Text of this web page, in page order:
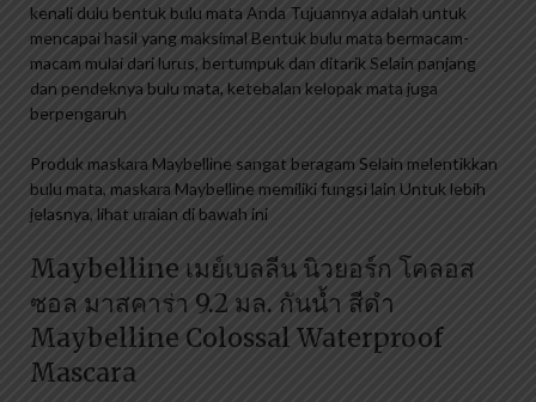
kenali dulu bentuk bulu mata Anda Tujuannya adalah untuk
mencapai hasil yang maksimal Bentuk bulu mata bermacam-
macam mulai dari lurus, bertumpuk dan ditarik Selain panjang
dan pendeknya bulu mata, ketebalan kelopak mata juga
berpengaruh
Produk maskara Maybelline sangat beragam Selain melentikkan
bulu mata, maskara Maybelline memiliki fungsi lain Untuk lebih
jelasnya, lihat uraian di bawah ini
Maybelline เมย์เบลลีน นิวยอร์ก โคลอส
ซอล มาสคาร่า 9.2 มล. กันน้ำ สีดำ
Maybelline Colossal Waterproof
Mascara